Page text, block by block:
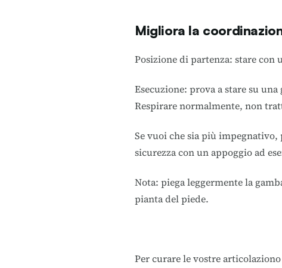
Migliora la
Posizione di partenza: stare
Esecuzione: prova a stare su
Respirare normalmente, non
Se vuoi che sia più
sicurezza con un appoggio ad
Nota: piega leggermente la
pianta del piede.
Per curare le vostre